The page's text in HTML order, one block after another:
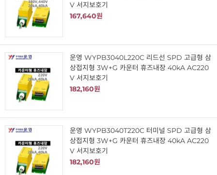
V 서지보호기
167,640원
운영 WYPB3040L220C 리드선 SPD 고급형 삼
상접지형 3W+G 카운터 휴즈내장 40kA AC220
V 서지보호기
182,160원
운영 WYPB3040T220C 터미널 SPD 고급형 삼
상접지형 3W+G 카운터 휴즈내장 40kA AC220
V 서지보호기
182,160원